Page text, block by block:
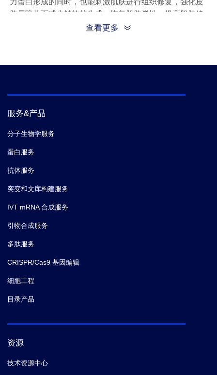
力蛋白形成的同时，也能刺激肌肤进行组织修复，强化皮
肤屏障从而减少皱纹的生成，恢复肌肤弹性，提高肌肤修
复能力。 瑞淑颜™舒皱赋活肽可用于抗皱修复的护肤产品
查看更多
服务&产品
分子生物学服务
蛋白服务
抗体服务
突变和文库构建服务
IVT mRNA 合成服务
引物合成服务
多肽服务
CRISPR/Cas9 基因编辑
细胞工程
目录产品
资源
技术资源中心